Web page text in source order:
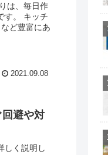
は、毎日作
ッチ
ど豊富にあ
2021.09.08
避や対
しく説明し